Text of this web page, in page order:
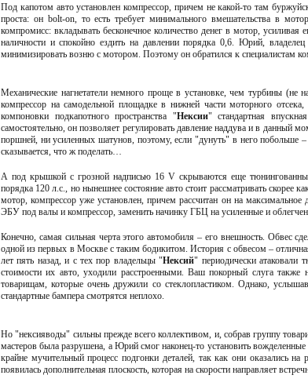
Под капотом авто установлен компрессор, причем не какой-то там
проста: он bolt-on, то есть требует минимального вмешательства в
компромисс: вкладывать бесконечное количество денег в мотор,
наличности и спокойно ездить на давлении порядка 0,6. Юрий,
минимизировать возню с мотором. Поэтому он обратился к специалистам
Механические нагнетатели немного проще в установке, чем турбины
компрессор на самодельной площадке в нижней части моторного
компоновки подкапотного пространства "Нексии" стандартная
самостоятельно, он позволяет регулировать давление наддува и в данный
поршней, ни усиленных шатунов, поэтому, если "дунуть" в него побольше
сказывается, что ж поделать…
А под крышкой с грозной надписью 16 V скрываются еще
порядка 120 л.с., но нынешнее состояние авто стоит рассматривать
мотор, компрессор уже установлен, причем рассчитан он на максимальное
ЭБУ под валы и компрессор, заменить начинку ГБЦ на усиленные и
Конечно, самая сильная черта этого автомобиля – его внешность. Обвес
одной из первых в Москве с таким бодикитом. История с обвесом –
лет пять назад, и с тех пор владельцы "Нексий" периодически
стоимости их авто, уходили расстроенными. Ваш покорный слуга также
товарищам, которые очень дружили со стеклопластиком. Однако,
стандартные бампера смотрятся неплохо.
Но "нексияводы" сильны прежде всего коллективом, и, собрав группу
мастеров была разрушена, а Юрий смог наконец-то установить
крайне мучительный процесс подгонки деталей, так как они оказались
появилась дополнительная плоскость, которая на скорости направляет